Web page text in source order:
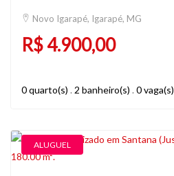
Novo Igarapé, Igarapé, MG
R$ 4.900,00
0 quarto(s) . 2 banheiro(s) . 0 vaga(s)
ALUGUEL